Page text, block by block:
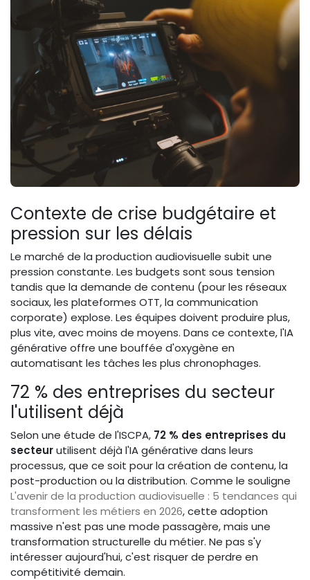
Contexte de crise budgétaire et
pression sur les délais
Le marché de la production audiovisuelle subit une
pression constante. Les budgets sont sous tension
tandis que la demande de contenu (pour les réseaux
sociaux, les plateformes OTT, la communication
corporate) explose. Les équipes doivent produire plus,
plus vite, avec moins de moyens. Dans ce contexte, l'IA
générative offre une bouffée d'oxygène en
automatisant les tâches les plus chronophages.
72 % des entreprises du secteur
l'utilisent déjà
Selon une étude de l'ISCPA, 72 % des entreprises du
secteurutilisent déjà l'IA générative dans leurs
processus, que ce soit pour la création de contenu, la
post-production ou la distribution. Comme le souligne
L'avenir de la production audiovisuelle : 5 tendances qui
transforment les métiers en 2026, cette adoption
massive n'est pas une mode passagère, mais une
transformation structurelle du métier. Ne pas s'y
intéresser aujourd'hui, c'est risquer de perdre en
compétitivité demain.